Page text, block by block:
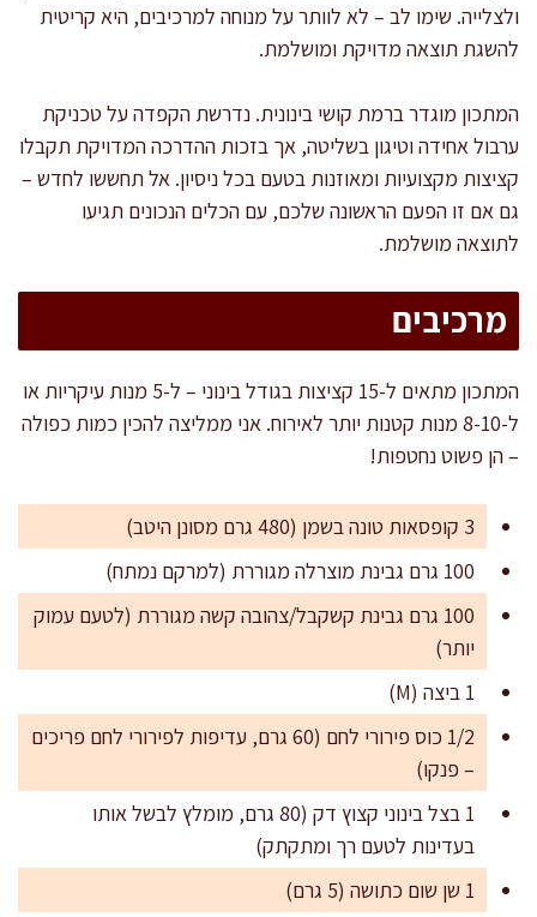
ולצלייה. שימו לב – לא לוותר על מנוחה למרכיבים, היא קריטית
להשגת תוצאה מדויקת ומושלמת.
המתכון מוגדר ברמת קושי בינונית. נדרשת הקפדה על טכניקת
ערבול אחידה וטיגון בשליטה, אך בזכות ההדרכה המדויקת תקבלו
קציצות מקצועיות ומאוזנות בטעם בכל ניסיון. אל תחששו לחדש –
גם אם זו הפעם הראשונה שלכם, עם הכלים הנכונים תגיעו
לתוצאה מושלמת.
מרכיבים
המתכון מתאים ל-15 קציצות בגודל בינוני – ל-5 מנות עיקריות או
ל-8-10 מנות קטנות יותר לאירוח. אני ממליצה להכין כמות כפולה
– הן פשוט נחטפות!
3 קופסאות טונה בשמן (480 גרם מסונן היטב)
100 גרם גבינת מוצרלה מגוררת (למרקם נמתח)
100 גרם גבינת קשקבל/צהובה קשה מגוררת (לטעם עמוק
יותר)
1 ביצה (M)
1/2 כוס פירורי לחם (60 גרם, עדיפות לפירורי לחם פריכים
– פנקו)
1 בצל בינוני קצוץ דק (80 גרם, מומלץ לבשל אותו
בעדינות לטעם רך ומתקתק)
1 שן שום כתושה (5 גרם)